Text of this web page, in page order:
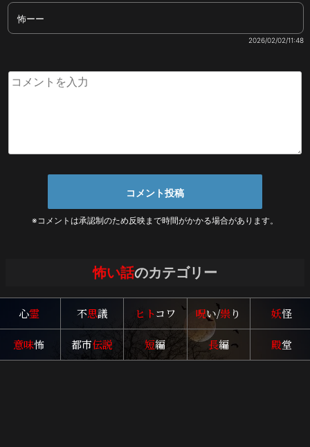
怖ーー
2026/02/02/11:48
※コメントは承認制のため反映まで時間がかかる場合があります。
怖い話のカテゴリー
心霊 不思議 ヒトコワ 呪い/祟り 妖怪
意味怖 都市伝説 短編 長編 殿堂